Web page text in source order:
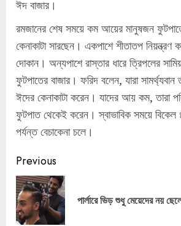
ঈদ বাজার।
রমজানের শেষ সময়ে কম আয়ের মানুষজন
কেনাকাটা সারছেন। একপাশে শীতাতপ
দোকান। অন্যপাশে রাস্তার ধারে ত্রিপলের
ফুটপাতের বাজার। ফরিদ বলেন, যারা সামর্থ্যবান
ঈদের কেনাকাটা করেন। যাদের আয় কম, তারা
ফুটপাত থেকেই করেন। স্বাভাবিক সময়ে বিকেল
পর্যন্ত বেচাকেনা চলে।
Continue
Reading
Previous
পার্লারে ভিড় শুধু মেয়েদের নয়